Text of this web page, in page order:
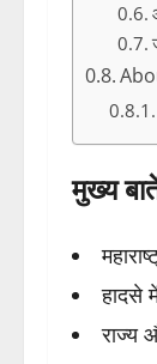
मुख्य
हादसे
राज्य